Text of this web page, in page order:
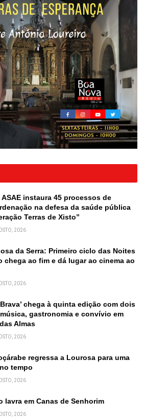
instaura 45 processos de
na defesa da saúde pública
Terras de Xisto”
2026
da Serra: Primeiro ciclo das Noites
chega ao fim e dá lugar ao cinema ao
2026
Brava’ chega à quinta edição com dois
gastronomia e convívio em
Almas
2026
regressa a Lourosa para uma
tempo
2026
lavra em Canas de Senhorim
2026